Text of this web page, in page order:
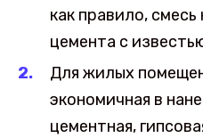
как правило,
цемента с
Для жилых
экономичная в
цементная,